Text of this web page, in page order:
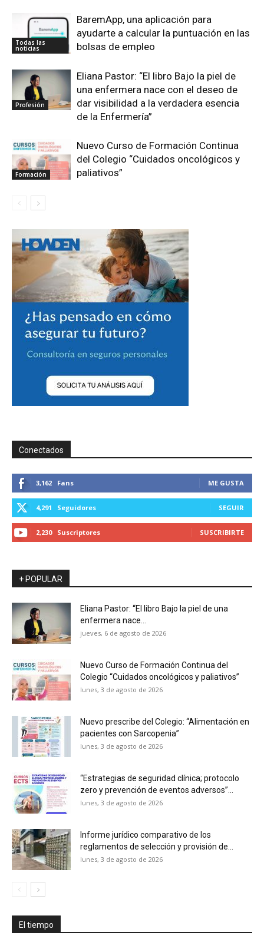
Todas las
noticias
BaremApp, una aplicación para
ayudarte a calcular la puntuación en las
bolsas de empleo
Profesión
Eliana Pastor: “El libro Bajo la piel de
una enfermera nace con el deseo de
dar visibilidad a la verdadera esencia
de la Enfermería”
Formación
Nuevo Curso de Formación Continua
del Colegio “Cuidados oncológicos y
paliativos”
Conectados
3,162 Fans ME GUSTA
4,291 Seguidores SEGUIR
2,230 Suscriptores SUSCRIBIRTE
+ POPULAR
Eliana Pastor: “El libro Bajo la piel de una
enfermera nace...
jueves, 6 de agosto de 2026
Nuevo Curso de Formación Continua del
Colegio “Cuidados oncológicos y paliativos”
lunes, 3 de agosto de 2026
Nuevo prescribe del Colegio: “Alimentación en
pacientes con Sarcopenia”
lunes, 3 de agosto de 2026
“Estrategias de seguridad clínica; protocolo
zero y prevención de eventos adversos”...
lunes, 3 de agosto de 2026
Informe jurídico comparativo de los
reglamentos de selección y provisión de...
lunes, 3 de agosto de 2026
El tiempo